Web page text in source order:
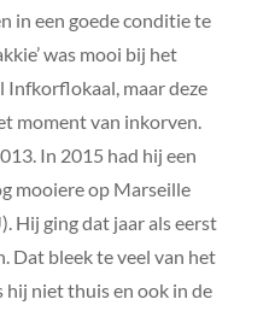
in een goede conditie te
was mooi bij het
Infkorflokaal, maar deze
moment van inkorven.
In 2015 had hij een
mooiere op Marseille
Hij ging dat jaar als eerst
Dat bleek te veel van het
hij niet thuis en ook in de